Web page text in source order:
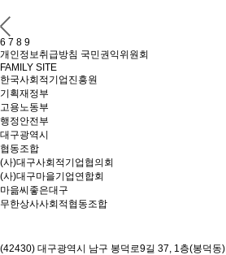
6 7 8 9
개인정보취급방침 국민권익위원회
FAMILY SITE
한국사회적기업진흥원
기획재정부
고용노동부
행정안전부
대구광역시
협동조합
(사)대구사회적기업협의회
(사)대구마을기업연합회
마읆씨좋은대구
무한상사사회적협동조합
(42430) 대구광역시 남구 봉덕로9길 37, 1층(봉덕동)